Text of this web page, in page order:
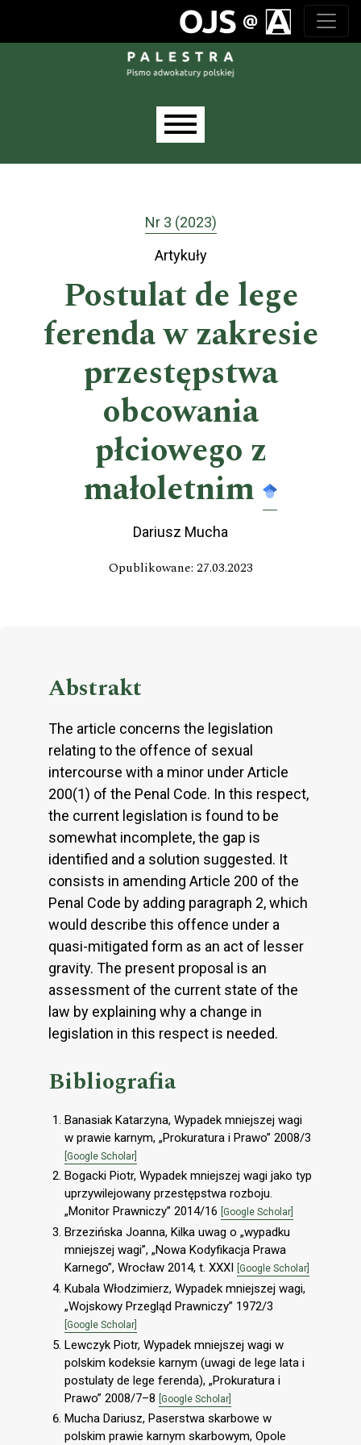
Nr 3 (2023)
Artykuły
Postulat de lege
ferenda w zakresie
przestępstwa
obcowania
płciowego z
małoletnim
Dariusz Mucha
Opublikowane: 27.03.2023
Abstrakt
The article concerns the legislation
relating to the offence of sexual
intercourse with a minor under Article
200(1) of the Penal Code. In this respect,
the current legislation is found to be
somewhat incomplete, the gap is
identified and a solution suggested. It
consists in amending Article 200 of the
Penal Code by adding paragraph 2, which
would describe this offence under a
quasi-mitigated form as an act of lesser
gravity. The present proposal is an
assessment of the current state of the
law by explaining why a change in
legislation in this respect is needed.
Bibliografia
Banasiak Katarzyna, Wypadek mniejszej wagi
w prawie karnym, „Prokuratura i Prawo” 2008/3
[Google Scholar]
Bogacki Piotr, Wypadek mniejszej wagi jako typ
uprzywilejowany przestępstwa rozboju.
„Monitor Prawniczy” 2014/16 [Google Scholar]
Brzezińska Joanna, Kilka uwag o „wypadku
mniejszej wagi”, „Nowa Kodyfikacja Prawa
Karnego”, Wrocław 2014, t. XXXI [Google Scholar]
Kubala Włodzimierz, Wypadek mniejszej wagi,
„Wojskowy Przegląd Prawniczy” 1972/3
[Google Scholar]
Lewczyk Piotr, Wypadek mniejszej wagi w
polskim kodeksie karnym (uwagi de lege lata i
postulaty de lege ferenda), „Prokuratura i
Prawo” 2008/7–8 [Google Scholar]
Mucha Dariusz, Paserstwa skarbowe w
polskim prawie karnym skarbowym, Opole